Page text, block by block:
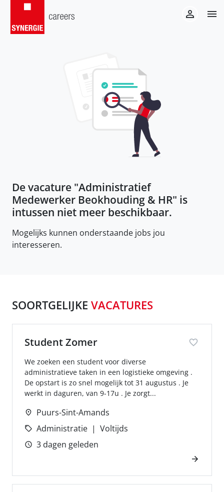
De vacature "Administratief
Medewerker Beokhouding & HR" is
intussen niet meer beschikbaar.
Mogelijks kunnen onderstaande jobs jou
interesseren.
SOORTGELIJKE VACATURES
Student Zomer
We zoeken een student voor diverse
administratieve taken in een logistieke omgeving .
De opstart is zo snel mogelijk tot 31 augustus . Je
werkt in daguren, van 9-17u . Je zorgt...
Puurs-Sint-Amands
Administratie
Voltijds
3 dagen geleden